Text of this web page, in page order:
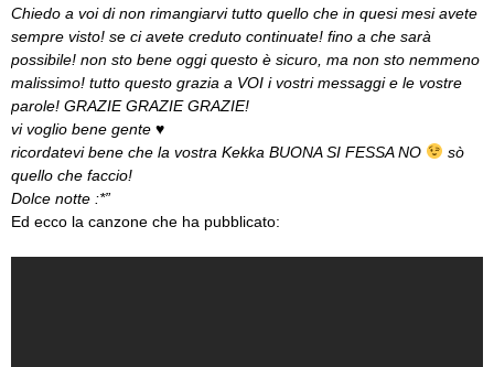
Chiedo a voi di non rimangiarvi tutto quello che in quesi mesi avete
sempre visto! se ci avete creduto continuate! fino a che sarà
possibile! non sto bene oggi questo è sicuro, ma non sto nemmeno
malissimo! tutto questo grazia a VOI i vostri messaggi e le vostre
parole! GRAZIE GRAZIE GRAZIE!
vi voglio bene gente ♥
ricordatevi bene che la vostra Kekka BUONA SI FESSA NO
sò
quello che faccio!
Dolce notte :*”
Ed ecco la canzone che ha pubblicato: